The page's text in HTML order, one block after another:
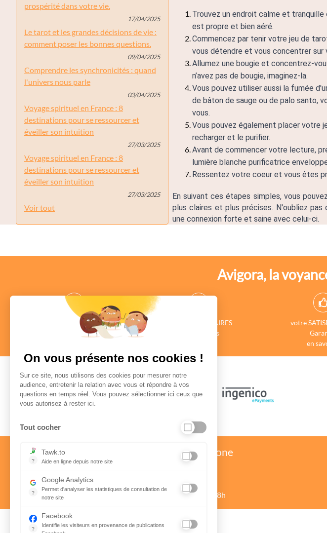
prospérité dans votre vie.
17/04/2025
Le tarot et les grandes décisions de vie :
comment poser les bonnes questions.
09/04/2025
Comprendre les synchronicités : quand
l'univers nous parle
03/04/2025
Voyage spirituel en France : 8
destinations pour se ressourcer et
éveiller son intuition
27/03/2025
Voyage spirituel en France : 8
destinations pour se ressourcer et
éveiller son intuition
27/03/2025
Voir tout
Trouvez un endroit calme et
est propre et bien aéré.
Commencez par tenir votre jeu de
vous détendre et vous concentrer
Allumez une bougie et concentrez-
n’avez pas de bougie, imaginez-la.
Vous pouvez utiliser aussi la fumée
de bâton de sauge ou de palo santo,
vous.
Vous pouvez également placer votre
recharger et le purifier.
Avant de commencer votre lecture,
lumière blanche purificatrice
Ressentez votre coeur et vous êtes
En suivant ces étapes simples, vous
plus claires et plus précises. N'oubliez
une connexion forte et saine avec celui-ci.
Avigora, la
des CONSEILLERS
au profil vérifié
des COMMENTAIRES
Authentiques
votre
en
Paiement sécurisé
Service client par téléphone
Du lundi au vendredi de 9h à 18h
On vous présente nos cookies !
Sur ce site, nous utilisons des cookies pour mesurer notre
audience, entretenir la relation avec vous et répondre à vos
questions en temps réel. Vous pouvez sélectionner ici ceux que
vous autorisez à rester ici.
Tout cocher
?
Tawk.to
Aide en ligne depuis notre site
?
Google Analytics
Permet d'analyser les statistiques de consultation de
notre site
?
Facebook
Identifie les visiteurs en provenance de publications